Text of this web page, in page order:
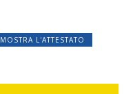
MOSTRA L'ATTESTATO